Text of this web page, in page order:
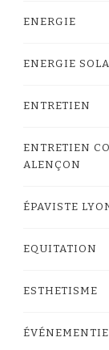
ENERGIE
ENERGIE
ENTRETIEN
ENTRETIEN
ALENÇON
ÉPAVISTE
EQUITATION
ESTHETISME